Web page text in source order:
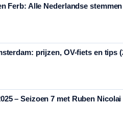
Ferb: Alle Nederlandse stemmen
prijzen, OV-fiets en tips
– Seizoen 7 met Ruben